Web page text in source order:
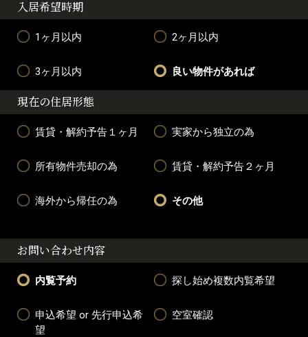
入居希望時期
1ヶ月以内 2ヶ月以内
3ヶ月以内 良い物件があれば
現在の住居形態
賃貸・解約予告１ヶ月 実家から独立の為
所有物件売却の為 賃貸・解約予告２ヶ月
海外から帰任の為 その他
お問い合わせ内容
内覧予約 探し始め複数内覧希望
申込希望 or 先行申込希
望
空室確認